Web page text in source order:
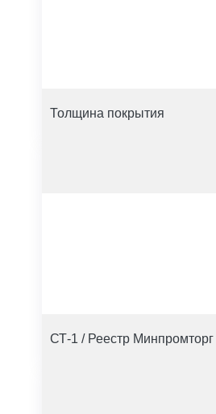
Толщина покрытия
СТ-1 / Реестр Минпромторг